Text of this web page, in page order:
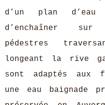
d’un plan
d’enchaîner
pédestres
longeant la rive
sont adaptés aux
une eau baignade